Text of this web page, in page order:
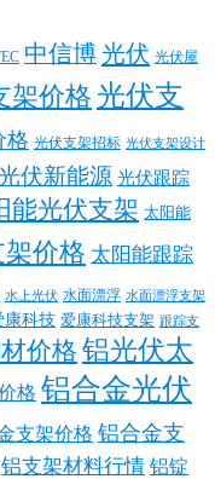
中信博光伏 光伏屋
架价格 光伏支
格 光伏支架招标 光伏支架设计
伏新能源 光伏跟踪
能光伏支架 太阳能
价格 太阳能跟踪
水上光伏 水面漂浮 水面漂浮支架
康科技 爱康科技支架 跟踪支
价格 铝光伏太
格 铝合金光伏
支架价格 铝合金支
铝支架材料行情 铝锭